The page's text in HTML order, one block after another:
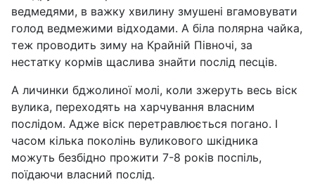
ведмедями, в важку хвилину змушені вгамовувати
голод ведмежими відходами. А біла полярна чайка,
теж проводить зиму на Крайній Півночі, за
нестатку кормів щаслива знайти послід песців.
А личинки бджолиної молі, коли зжеруть весь віск
вулика, переходять на харчування власним
послідом. Адже віск перетравлюється погано. І
часом кілька поколінь вуликового шкідника
можуть безбідно прожити 7-8 років поспіль,
поїдаючи власний послід.